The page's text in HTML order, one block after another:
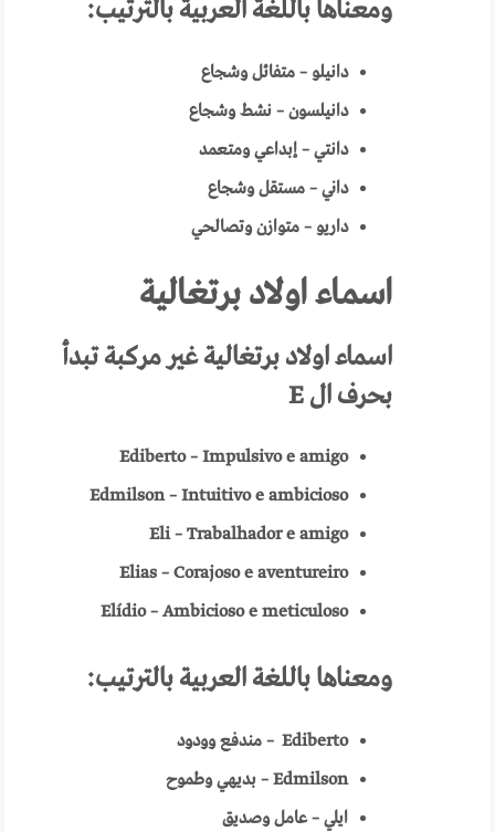
ومعناها باللغة العربية بالترتيب:
دانيلو – متفائل وشجاع
دانيلسون – نشط وشجاع
دانتي – إبداعي ومتعمد
داني – مستقل وشجاع
داريو – متوازن وتصالحي
اسماء اولاد برتغالية
اسماءاولاد برتغاليةغير مركبة تبدأ
بحرف الE
Ediberto – Impulsivo e amigo
Edmilson – Intuitivo e ambicioso
Eli – Trabalhador e amigo
Elias – Corajoso e aventureiro
Elídio – Ambicioso e meticuloso
ومعناها باللغة العربية بالترتيب:
Ediberto
–مندفع وودود
Edmilson – بديهي وطموح
ايلي – عامل وصديق